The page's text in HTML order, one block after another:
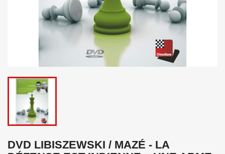
DVD LIBISZEWSKI / MAZÉ - LA